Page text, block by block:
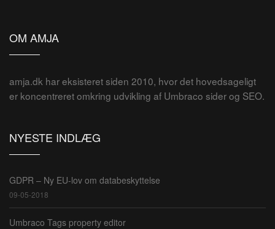
OM AMJA
amja.dk har eksisteret siden 2010, hvor det hovedsageligt
er koncentreret omkring udvikling af Umbraco sider og SEO.
NYESTE INDLÆG
GDPR – Ny EU-lov om databeskyttelse
09-05-2018
Umbraco Tags property editor